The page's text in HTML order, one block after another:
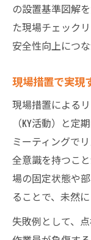
の設置基準図解
た現場チェック
安全性向上につな
現場措置で実現
現場措置による
（KY活動）と
ミーティングで
全意識を持つこ
場の固定状態や
ることで、未然
失敗例として、